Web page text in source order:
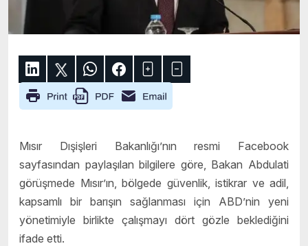
Mısır Dışişleri Bakanlığı’nın resmi Facebook
sayfasından paylaşılan bilgilere göre, Bakan Abdulati
görüşmede Mısır’ın, bölgede güvenlik, istikrar ve adil,
kapsamlı bir barışın sağlanması için ABD’nin yeni
yönetimiyle birlikte çalışmayı dört gözle beklediğini
ifade etti.